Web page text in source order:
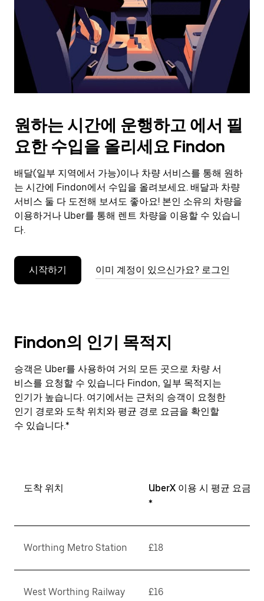
러
날
짜
캘
린
더
닫
으
려
면
Esc
키
누
세
원하는 시간에 운행하고 에서 필
요한 수입을 올리세요 Findon
배달(일부 지역에서 가능)이나 차량 서비스를 통해 원하
는 시간에 Findon에서 수입을 올려보세요. 배달과 차량
서비스 둘 다 도전해 보셔도 좋아요! 본인 소유의 차량을
이용하거나 Uber를 통해 렌트 차량을 이용할 수 있습니
다.
시작하기 이미 계정이 있으신가요? 로그인
Findon의 인기 목적지
승객은 Uber를 사용하여 거의 모든 곳으로 차량 서
비스를 요청할 수 있습니다 Findon, 일부 목적지는
인기가 높습니다. 여기에서는 근처의 승객이 요청한
인기 경로와 도착 위치와 평균 경로 요금을 확인할
수 있습니다.*
도착 위치
UberX 이용 시 평균 요금
*
Worthing Metro Station £18
West Worthing Railway
£16